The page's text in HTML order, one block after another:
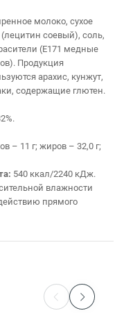
молоко, сухое
(лецитин соевый), соль,
(Е171 медные
Продукция
арахис, кунжут,
содержащие глютен.
– 11 г; жиров – 32,0 г;
540 ккал/2240 кДж.
влажности
прямого